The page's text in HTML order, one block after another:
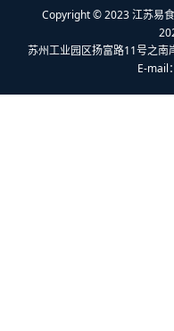
Copyright © 2023 江苏易
苏州工业园区扬富路11号之
E-mail：